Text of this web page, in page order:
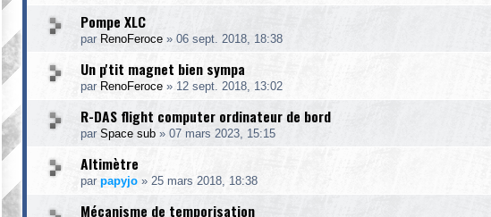
Pompe XLC
par RenoFeroce » 06 sept. 2018, 18:38
Un p'tit magnet bien sympa
par RenoFeroce » 12 sept. 2018, 13:02
R-DAS flight computer ordinateur de bord
par Space sub » 07 mars 2023, 15:15
Altimètre
par papyjo » 25 mars 2018, 18:38
Mécanisme de temporisation